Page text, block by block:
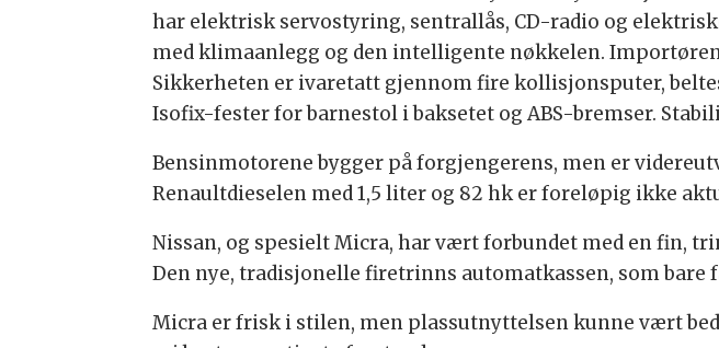
har elektrisk servostyring, sentrallås, CD-radio og
med klimaanlegg og den intelligente nøkkelen.
Sikkerheten er ivaretatt gjennom fire kollisjonsputer,
Isofix-fester for barnestol i baksetet og ABS-bremser.
Bensinmotorene bygger på forgjengerens, men er
Renaultdieselen med 1,5 liter og 82 hk er foreløpig ikke
Nissan, og spesielt Micra, har vært forbundet med en fin,
Den nye, tradisjonelle firetrinns automatkassen, som bare
Micra er frisk i stilen, men plassutnyttelsen kunne vært